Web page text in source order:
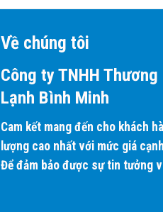
Chuẩn lọc khí – Streamer, Công
Công nghệ Streamerphân hủy vi
và kết hợp với nitơ và oxy để tạo
Nhờ vậy, Streamer sẽ loại bỏ
Về chúng tôi
Công ty TNHH
Lạnh Bình Minh
Cam kết mang đến cho khách
lượng cao nhất với mức giá
Để đảm bảo được sự tin tưởng